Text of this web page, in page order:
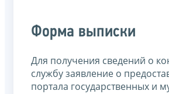
Форма выписки
Для получения сведений о
службу заявление о
портала государственных и